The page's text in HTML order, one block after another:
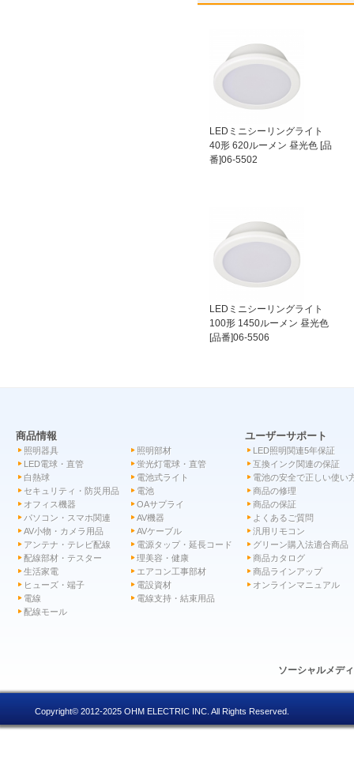
LEDミニシーリングライト
40形 620ルーメン 昼光色 [品
番]06-5502
LEDミニシーリングライト
100形 1450ルーメン 昼光色
[品番]06-5506
商品情報
照明器具
照明部材
LED電球・直管
蛍光灯電球・直管
白熱球
電池式ライト
セキュリティ・防災用品
電池
オフィス機器
OAサプライ
パソコン・スマホ関連
AV機器
AV小物・カメラ用品
AVケーブル
アンテナ・テレビ配線
電源タップ・延長コード
配線部材・テスター
理美容・健康
生活家電
エアコン工事部材
ヒューズ・端子
電設資材
電線
電線支持・結束用品
配線モール
ユーザーサポート
LED照明関連5年保証
互換インク関連の保証
電池の安全で正しい使い
商品の修理
商品の保証
よくあるご質問
汎用リモコン
グリーン購入法適合商品
商品カタログ
商品ラインアップ
オンラインマニュアル
ソーシャルメデ
Copyright© 2012-2025 OHM ELECTRIC INC. All Rights Reserved.